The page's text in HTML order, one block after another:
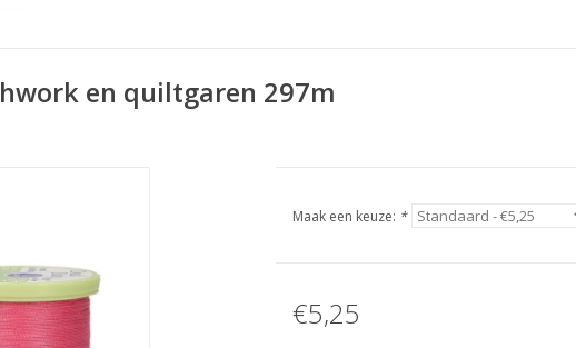
en quiltgaren 297m
Maak een keuze: *
€5,25